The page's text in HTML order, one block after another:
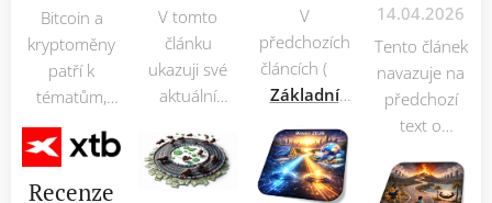
Bitcoin a
kryptoměny
patří k
tématům,
která
dokážou
V tomto
článku
ukazuji své
aktuální
portfolio,
jeho
V
předchozích
článcích (👉
Základní
Finanční
plán)jsme si
14.04.2026
Tento článek
navazuje na
předchozí
text o
nezávislosti –
Recenze